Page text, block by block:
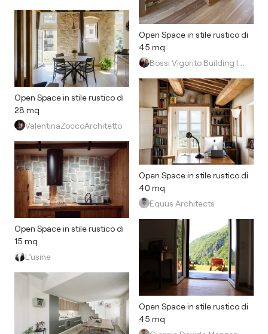
Open Space in stile rustico di
28 mq
ValentinaZoccoArchitetto
Open Space in stile rustico di
15 mq
L’usine
Open Space in stile rustico di
45 mq
Open Space in stile rustico di
40 mq
Equus Architects
Open Space in stile rustico di
45 mq